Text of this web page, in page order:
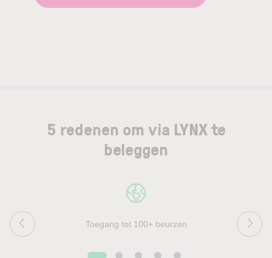
5 redenen om via LYNX te
beleggen
Toegang tot 100+ beurzen